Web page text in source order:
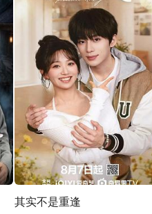
其实不是重逢